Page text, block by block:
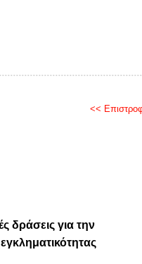
<<
δράσεις για την